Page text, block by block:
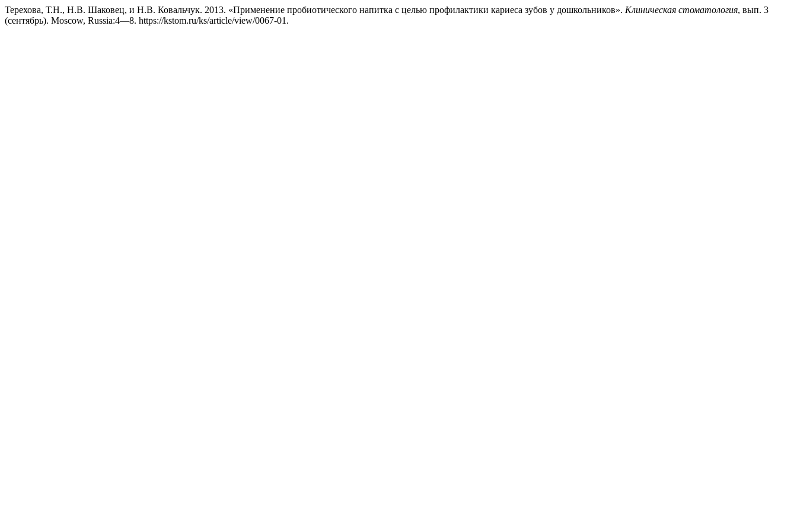
Терехова, Т.Н., Н.В. Шаковец, и Н.В. Ковальчук. 2013. «Применение пробиотического напитка с целью профилактики кариеса зубов у дошкольников». Клиническая стоматология, вып. 3
(сентябрь). Moscow, Russia:4—8. https://kstom.ru/ks/article/view/0067-01.